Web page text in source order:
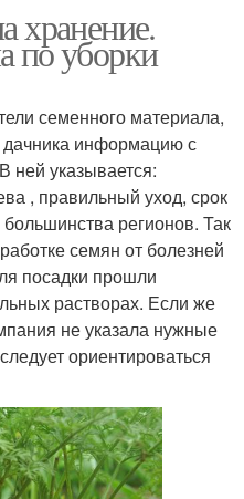
хранение.
по уборки
семенного материала,
информацию с
ней указывается:
, правильный уход, срок
регионов. Так
семян от болезней
посадки прошли
растворах. Если же
не указала нужные
ориентироваться